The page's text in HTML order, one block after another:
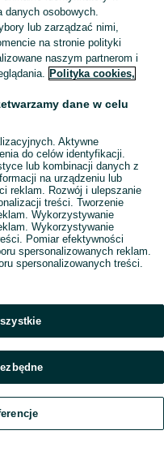
Sprzedaż artykułów do domu i ogrodu Mogielnica ▶️ Szeroki wybór modeli i materiałów ✅ Nowe i używane w atrakcyjnych cenach ☝ Sprawdź oferty na OLX.pl! Zobacz
Czat Konto
danych osobowych.
lub zarządzać nimi,
na stronie polityki
naszym partnerom i
Polityka cookies,
dane w celu
Aktywne
do celów identyfikacji.
lub kombinacji danych z
na urządzeniu lub
reklam. Rozwój i ulepszanie
treści. Tworzenie
Wykorzystywanie
Wykorzystywanie
Pomiar efektywności
spersonalizowanych reklam.
spersonalizowanych treści.